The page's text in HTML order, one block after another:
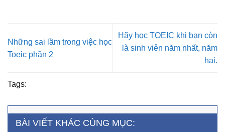
Những sai lầm trong việc học
Toeic phần 2
Hãy học TOEIC khi bạn còn
là sinh viên năm nhất, năm
hai.
Tags:
BÀI VIẾT KHÁC CÙNG MỤC: